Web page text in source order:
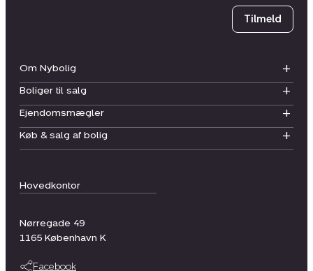
Hovedkontor
Nørregade 49
1165 København K
Facebook
Om Nybolig
Boliger til salg
Ejendomsmægler
Køb & salg af bolig
Tilmeld